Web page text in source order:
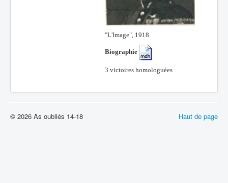
"L'Image", 1918
Biographie
3 victoires homologuées
Haut de page
© 2026 As oubliés 14-18